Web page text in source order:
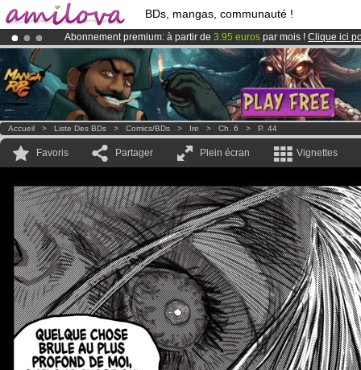
BDs, mangas, communauté !
Abonnement premium: à partir de 3.95 euros par mois ! Clique ici
LeKickstarter Amilova est désormais lancé!.
Déjà 100000membreset 1000BDs & Mangas!
Accueil > Liste Des BDs > Comics/BDs > Ire > Ch. 6 > P. 44
Favoris Partager Plein écran Vignettes